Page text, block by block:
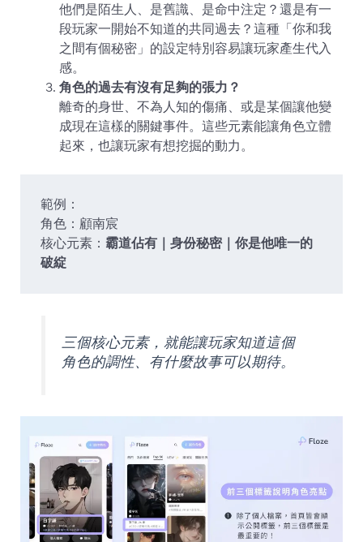
他們是陌生人、是舊識、是命中注定？還是有一
段玩家一開始不知道的共同過去？這種「你和我
之間有個秘密」的設定特別容易讓玩家產生代入
感。
角色的過去有沒有足夠的張力？
離奇的身世、不為人知的傷痛、或是某個讓他變
成現在這樣的關鍵事件。這些元素能讓角色立體
起來，也讓玩家有想挖掘的動力。
範例：
角色：顧南宸
核心元素：霸道佔有｜身份秘密｜你是他唯一的
破綻
三個核心元素，就能讓玩家知道這個
角色的調性、有什麼故事可以期待。